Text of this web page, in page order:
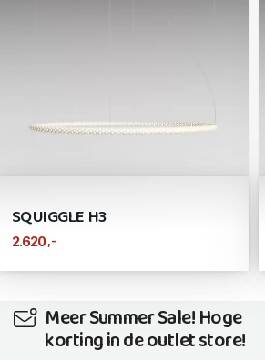
SQUIGGLE H3
2.620 ,-
Meer Summer Sale! Hoge
korting in de outlet store!